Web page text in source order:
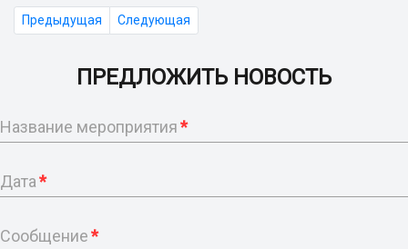
Предыдущая Следующая
ПРЕДЛОЖИТЬ НОВОСТЬ
Название мероприятия*
Дата*
Сообщение*